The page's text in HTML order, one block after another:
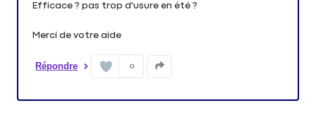
Efficace ? pas trop d'usure en été ?
Merci de votre aide
Répondre 0